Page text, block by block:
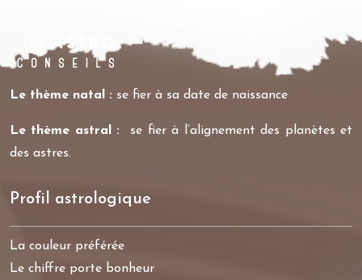
Le thème natal : se fier à sa date de naissance
Le thème astral :
se fier à l’alignement des planètes et
des astres.
Profil astrologique
La couleur préférée
Le chiffre porte bonheur